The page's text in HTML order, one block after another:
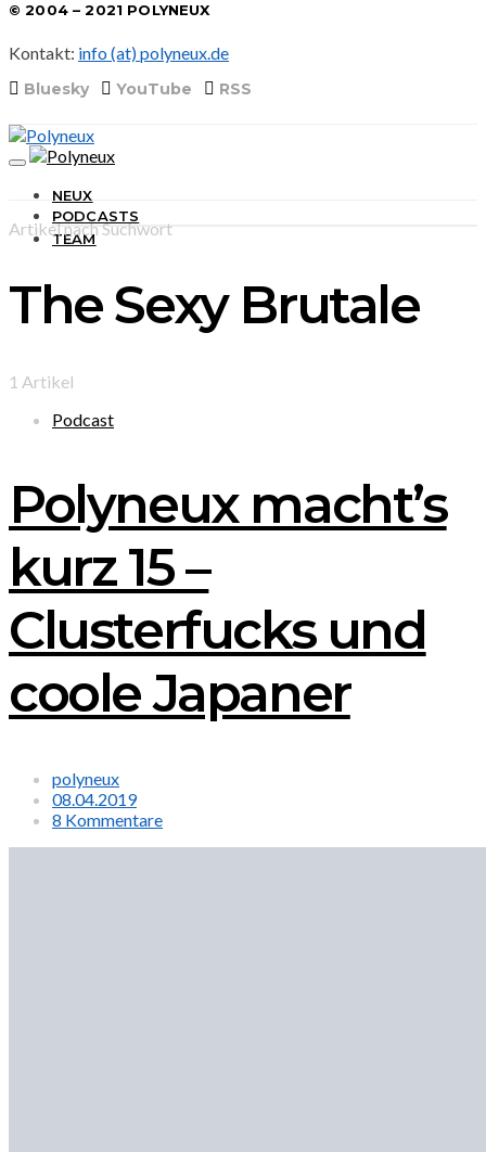
© 2004 – 2021 POLYNEUX
Kontakt: info (at) polyneux.de
Bluesky YouTube RSS
NEUX
PODCASTS
TEAM
Artikel nach Suchwort
The Sexy Brutale
1 Artikel
Podcast
Polyneux macht’s
kurz 15 –
Clusterfucks und
coole Japaner
polyneux
08.04.2019
8 Kommentare